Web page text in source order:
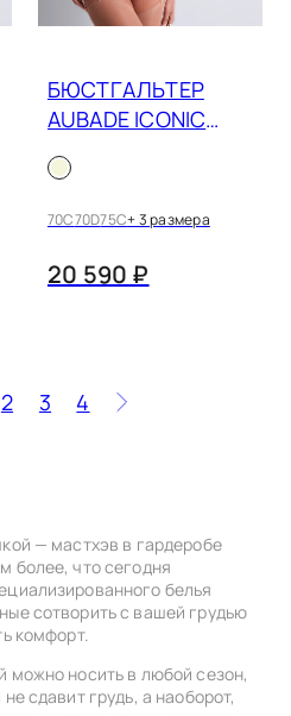
БЮСТГАЛЬТЕР
AUBADE ICONIC
70C70D75C+ 3 размера
20 590 ₽
2 3 4
— мастхэв в гардеробе
более, что сегодня
белья
сотворить с вашей грудью
комфорт.
можно носить в любой сезон,
сдавит грудь, а наоборот,